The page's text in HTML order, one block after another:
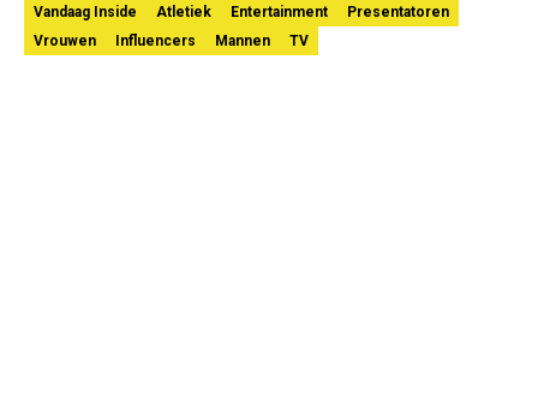
Vandaag Inside
Atletiek Entertainment
Presentatoren
Vrouwen
Influencers Mannen TV